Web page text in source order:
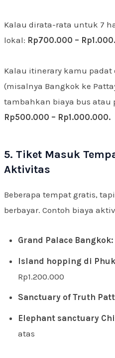
Kalau dirata-rata untuk 7
lokal: Rp700.000 –
Kalau itinerary kamu padat
(misalnya Bangkok ke
tambahkan biaya bus atau
Rp500.000 – Rp1.000.000.
5. Tiket Masuk
Aktivitas
Beberapa tempat gratis,
berbayar. Contoh biaya
Grand Palace Bangkok:
Island hopping di
Rp1.200.000
Sanctuary of Truth
Elephant sanctuary
atas